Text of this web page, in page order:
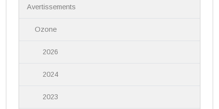
Avertissements
Ozone
2026
2024
2023